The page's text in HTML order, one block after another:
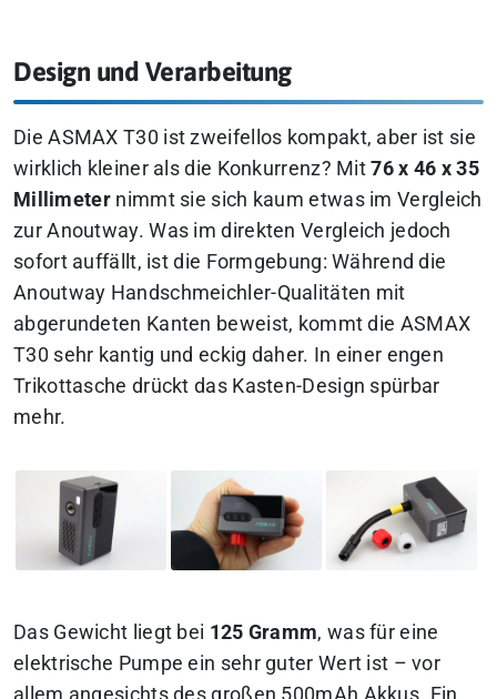
Design und Verarbeitung
Die ASMAX T30 ist zweifellos kompakt, aber ist sie
wirklich kleiner als die Konkurrenz? Mit76 x 46 x 35
Millimeter nimmt sie sich kaum etwas im Vergleich
zur Anoutway. Was im direkten Vergleich jedoch
sofort auffällt, ist die Formgebung: Während die
Anoutway Handschmeichler-Qualitäten mit
abgerundeten Kanten beweist, kommt die ASMAX
T30 sehr kantig und eckig daher. In einer engen
Trikottasche drückt das Kasten-Design spürbar
mehr.
Das Gewicht liegt bei 125 Gramm, was für eine
elektrische Pumpe ein sehr guter Wert ist – vor